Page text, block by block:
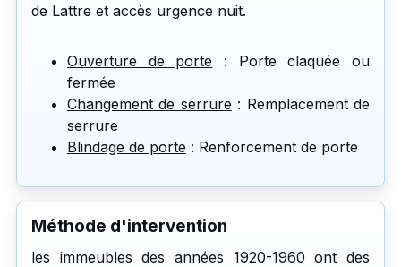
de Lattre et accès urgence nuit.
Ouverture de porte : Porte claquée ou
fermée
Changement de serrure : Remplacement de
serrure
Blindage de porte : Renforcement de porte
Méthode d'intervention
les immeubles des années 1920-1960 ont des